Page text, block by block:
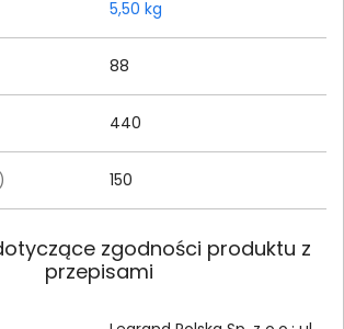
5,50 kg
88
440
150
zgodności produktu z
przepisami